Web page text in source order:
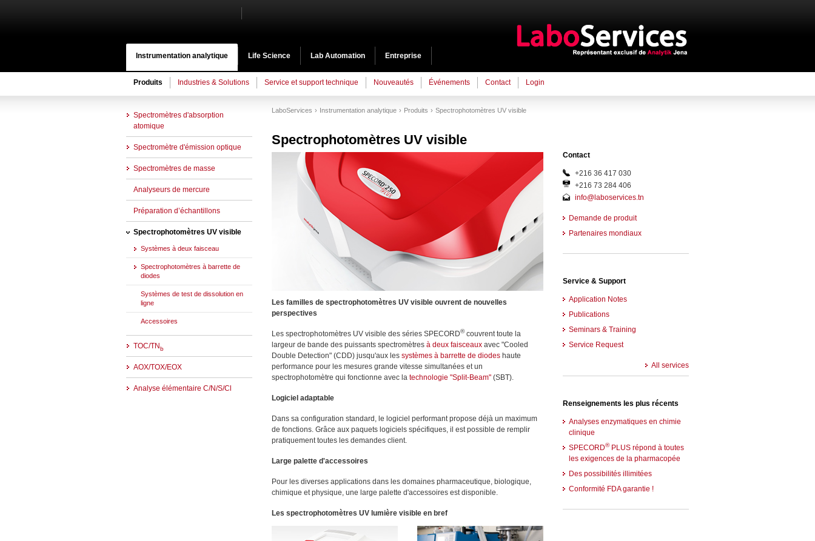
Instrumentation analytique
Produits Industries & Solutions Service et support technique Nouveautés Événements Contact Login
Life Science Lab Automation Entreprise
Spectromètres d'absorption
atomique
Spectromètre d'émission optique
Spectromètres de masse
Analyseurs de mercure
Préparation d’échantillons
Spectrophotomètres UV visible
Systèmes à deux faisceau
Spectrophotomètres à barrette de
diodes
Systèmes de test de dissolution en
ligne
Accessoires
TOC/TNb
AOX/TOX/EOX
Analyse élémentaire C/N/S/Cl
LaboServices Instrumentation analytique Produits Spectrophotomètres UV visible
Spectrophotomètres UV visible
Les familles de spectrophotomètres UV visible ouvrent de nouvelles
perspectives
Les spectrophotomètres UV visible des séries SPECORD®couvrent toute la
largeur de bande des puissants spectromètres à deux faisceaux avec "Cooled
Double Detection" (CDD) jusqu'aux les systèmes à barrette de diodes haute
performance pour les mesures grande vitesse simultanées et un
spectrophotomètre qui fonctionne avec la technologie "Split-Beam" (SBT).
Logiciel adaptable
Dans sa configuration standard, le logiciel performant propose déjà un maximum
de fonctions. Grâce aux paquets logiciels spécifiques, il est possible de remplir
pratiquement toutes les demandes client.
Large palette d'accessoires
Pour les diverses applications dans les domaines pharmaceutique, biologique,
chimique et physique, une large palette d'accessoires est disponible.
Les spectrophotomètres UV lumière visible en bref
Contact
+216 36 417 030
+216 73 284 406
info@laboservices.tn
Demande de produit
Partenaires mondiaux
Service & Support
Application Notes
Publications
Seminars & Training
Service Request
All services
Renseignements les plus récents
Analyses enzymatiques en chimie
clinique
SPECORD®PLUS répond à toutes
les exigences de la pharmacopée
Des possibilités illimitées
Conformité FDA garantie !